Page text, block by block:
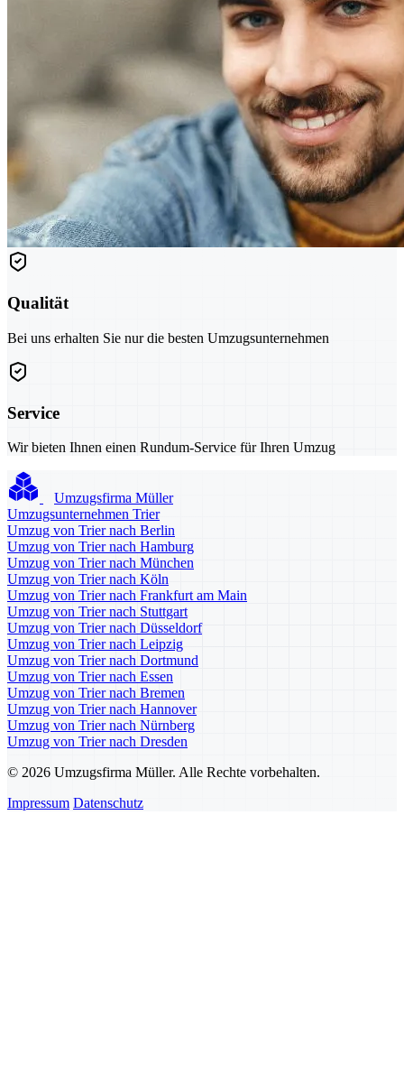
Qualität
Bei uns erhalten Sie nur die besten Umzugsunternehmen
Service
Wir bieten Ihnen einen Rundum-Service für Ihren Umzug
Umzugsfirma Müller
Umzugsunternehmen Trier
Umzug von Trier nach Berlin
Umzug von Trier nach Hamburg
Umzug von Trier nach München
Umzug von Trier nach Köln
Umzug von Trier nach Frankfurt am Main
Umzug von Trier nach Stuttgart
Umzug von Trier nach Düsseldorf
Umzug von Trier nach Leipzig
Umzug von Trier nach Dortmund
Umzug von Trier nach Essen
Umzug von Trier nach Bremen
Umzug von Trier nach Hannover
Umzug von Trier nach Nürnberg
Umzug von Trier nach Dresden
© 2026 Umzugsfirma Müller. Alle Rechte vorbehalten.
Impressum Datenschutz